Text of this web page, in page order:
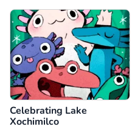
Celebrating Lake
Xochimilco